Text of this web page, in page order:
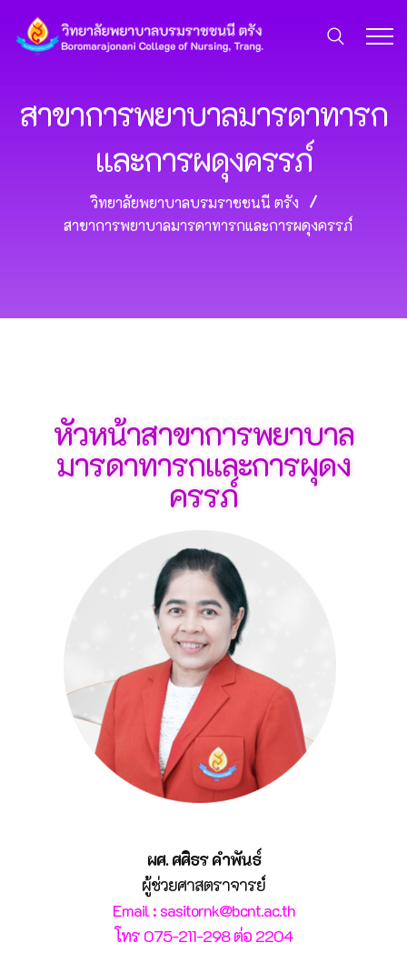
สาขาการพยาบาลมารดาทารก
และการผดุงครรภ์
วิทยาลัยพยาบาลบรมราชชนนี ตรัง
สาขาการพยาบาลมารดาทารกและการผดุงครรภ์
หัวหน้าสาขาการพยาบาล
มารดาทารกและการผุดง
ครรภ์
ผศ. ศศิธร คำพันธ์
ผู้ช่วยศาสตราจารย์
Email : sasitornk@bcnt.ac.th
โทร 075-211-298 ต่อ 2204